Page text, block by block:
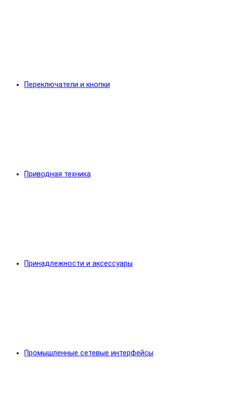
Переключатели и кнопки
Приводная техника
Принадлежности и аксессуары
Промышленные сетевые интерфейсы